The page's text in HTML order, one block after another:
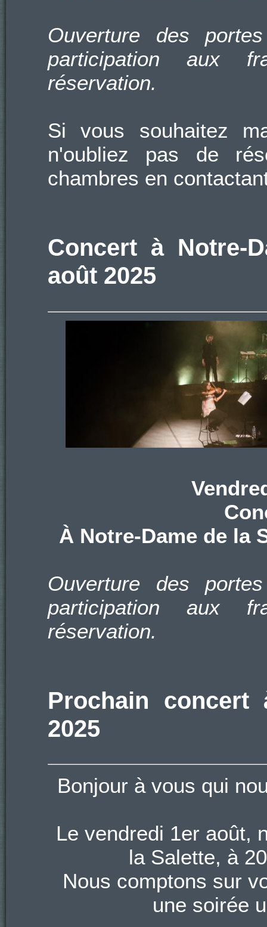
Ouverture des
participation aux
réservation.
Si vous souhaitez
n'oubliez pas de
chambres en
Concert à Notre-
août 2025
À Notre-Dame de la
Ouverture des
participation aux
réservation.
Prochain
2025
Bonjour à vous qui
Le vendredi 1er août,
la Salette, à
Nous comptons sur
une soirée